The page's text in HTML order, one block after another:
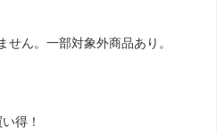
ん。一部対象外商品あり。
得！